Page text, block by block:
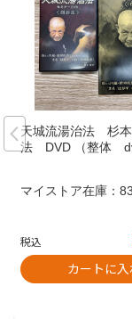
天城流湯治法 杉
法 DVD （整体
マイストア在庫： 83
税込
カートに入